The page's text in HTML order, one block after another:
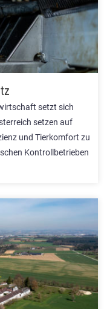
setzt sich
setzen auf
und Tierkomfort zu
Kontrollbetrieben